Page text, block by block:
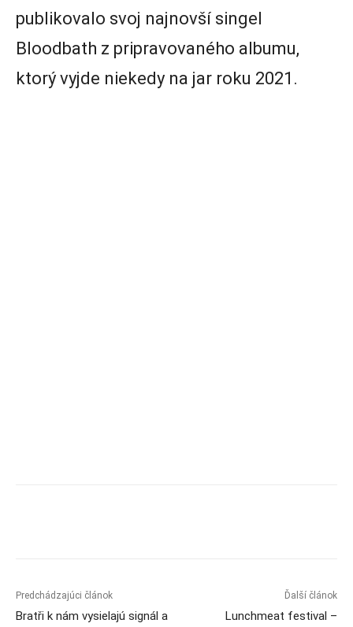
publikovalo svoj najnovší singel
Bloodbath z pripravovaného albumu,
ktorý vyjde niekedy na jar roku 2021.
Predchádzajúci článok
Bratři k nám vysielajú signál a
Ďalší článok
Lunchmeat festival –